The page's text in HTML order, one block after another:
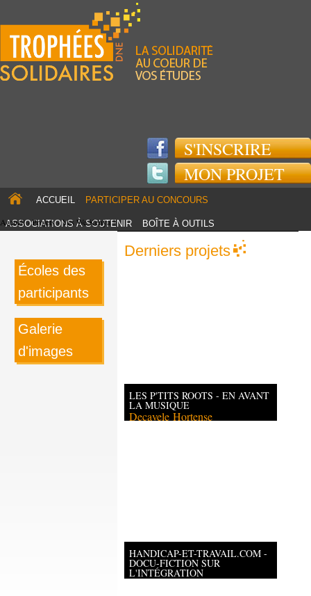
Jump to navigation
S'INSCRIRE
MON PROJET
ACCUEIL PARTICIPER AU CONCOURS
ASSOCIATIONS À SOUTENIR BOÎTE À OUTILS
PARTENAIRES ACTUS
Accueil›Projets›Yes We Kenya !
Écoles des
participants
Galerie
d'images
Derniers projets
LES P'TITS ROOTS - EN AVANT
LA MUSIQUE
Decavele Hortense
HANDICAP-ET-TRAVAIL.COM -
DOCU-FICTION SUR
L'INTÉGRATION
PROFESSIONNELLE DES